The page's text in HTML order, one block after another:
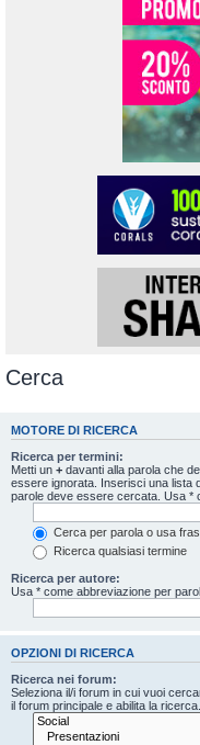
Cerca
MOTORE DI RICERCA
Ricerca per termini:
Metti un + davanti alla parola che
essere ignorata. Inserisci una lista
parole deve essere cercata. Usa *
Cerca per parola o usa
Ricerca qualsiasi termine
Ricerca per autore:
Usa * come abbreviazione per
OPZIONI DI RICERCA
Ricerca nei forum:
Seleziona il/i forum in cui vuoi
il forum principale e abilita la ricerca.